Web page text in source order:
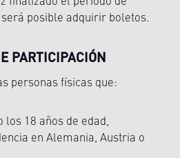
posible adquirir boletos.
PARTICIPACIÓN
personas físicas que:
los 18 años de edad,
en Alemania, Austria o